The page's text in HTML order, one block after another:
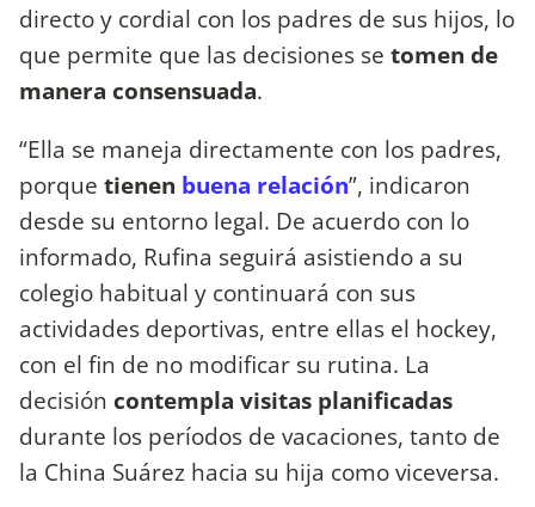
directo y cordial con los padres de sus hijos, lo
que permite que las decisiones se tomen de
manera consensuada.
“Ella se maneja directamente con los padres,
porque tienen buena relación”, indicaron
desde su entorno legal. De acuerdo con lo
informado, Rufina seguirá asistiendo a su
colegio habitual y continuará con sus
actividades deportivas, entre ellas el hockey,
con el fin de no modificar su rutina. La
decisión contempla visitas planificadas
durante los períodos de vacaciones, tanto de
la China Suárez hacia su hija como viceversa.